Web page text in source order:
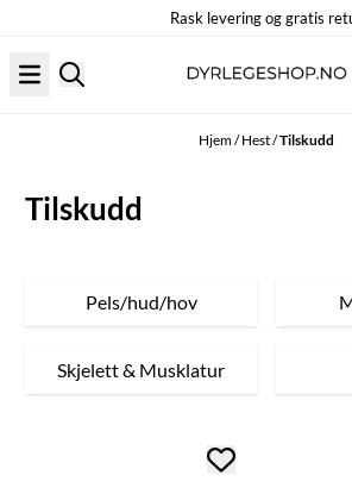
Rask levering og gratis
Hjem/Hest/Tilskudd
Tilskudd
Pels/hud/hov
Skjelett & Musklatur